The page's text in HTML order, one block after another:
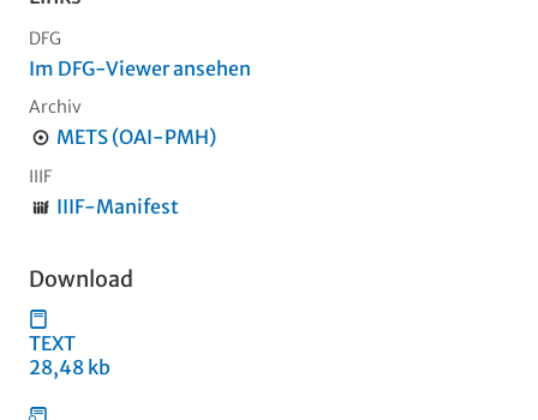
DFG
Im DFG-Viewer ansehen
Archiv
METS (OAI-PMH)
IIIF
IIIF-Manifest
Download
TEXT
28,48 kb